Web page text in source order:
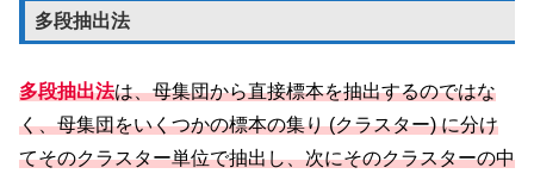
多段抽出法
多段抽出法は、母集団から直接標本を抽出するのではな
く、母集団をいくつかの標本の集り (クラスター) に分け
てそのクラスター単位で抽出し、次にそのクラスターの中